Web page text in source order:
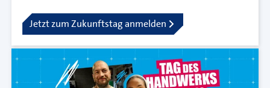
Jetzt zum Zukunftstag anmelden